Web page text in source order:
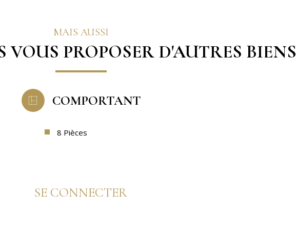
MAIS AUSSI
PROPOSER D'AUTRES BIENS
COMPORTANT
8 Pièces
SE CONNECTER